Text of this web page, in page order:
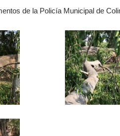
de la Policía Municipal de